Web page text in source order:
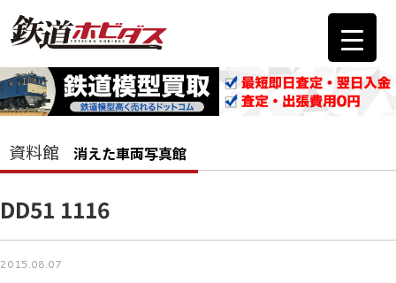
資料館 消えた車両写真館
DD51 1116
2015.08.07